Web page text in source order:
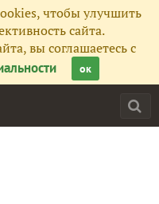
чтобы улучшить
сайта.
вы соглашаетесь с
ок